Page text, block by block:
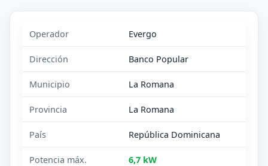
Operador Evergo
Dirección Banco Popular
Municipio La Romana
Provincia La Romana
País República Dominicana
Potencia máx. 6,7 kW